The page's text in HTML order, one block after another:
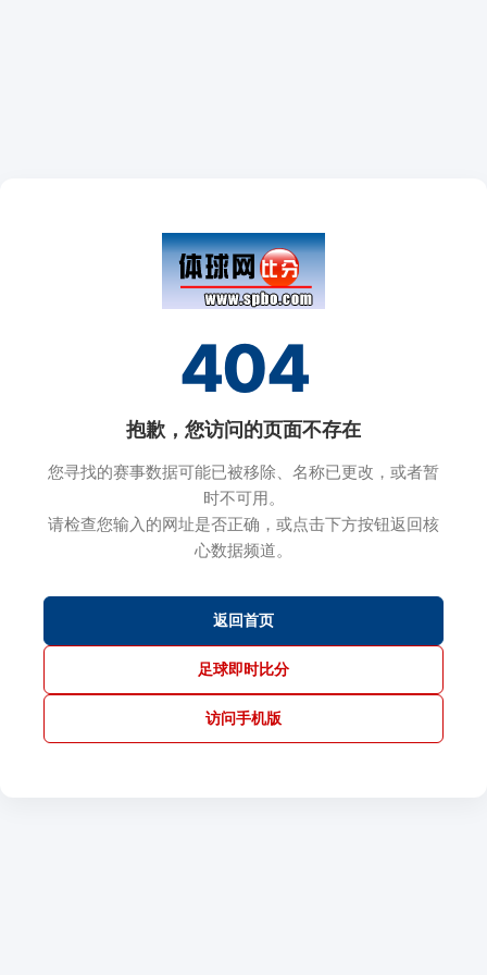
404
抱歉，您访问的页面不存在
您寻找的赛事数据可能已被移除、名称已更改，或者暂
时不可用。
请检查您输入的网址是否正确，或点击下方按钮返回核
心数据频道。
返回首页
足球即时比分
访问手机版